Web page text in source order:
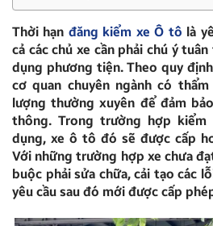
Thời hạn đăng kiểm xe Ô tô là
cả các chủ xe cần phải chú ý
dụng phương tiện. Theo quy
cơ quan chuyên ngành có
lượng thường xuyên để đảm
thông. Trong trường hợp
dụng, xe ô tô đó sẽ được cấp
Với những trường hợp xe chưa
buộc phải sửa chữa, cải tạo các
yêu cầu sau đó mới được cấp